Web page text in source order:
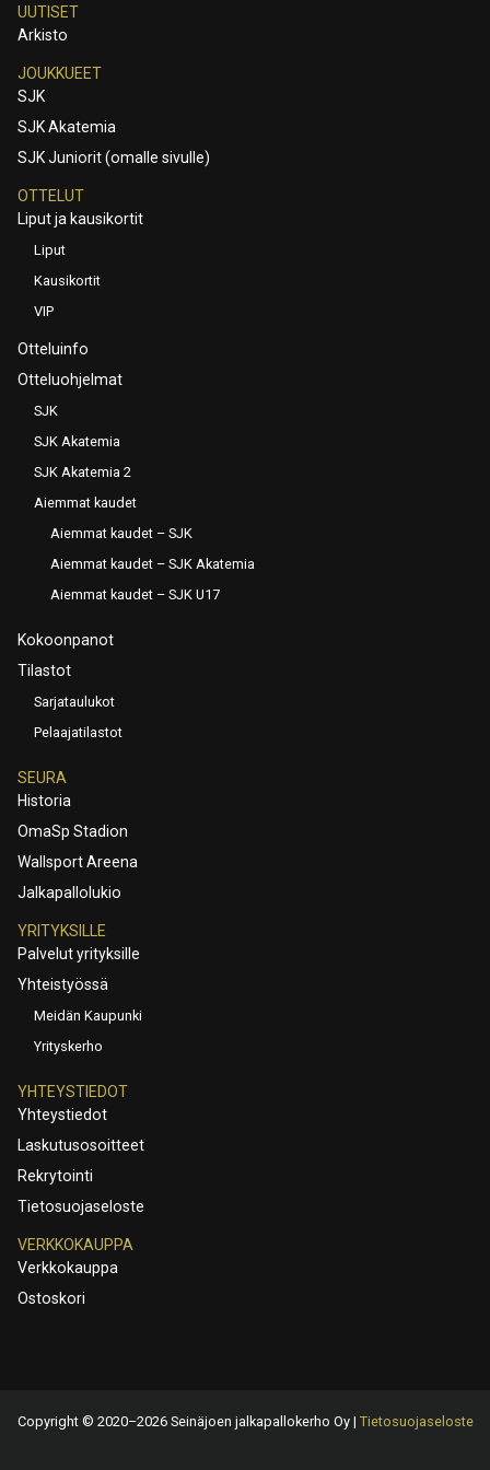
UUTISET
Arkisto
JOUKKUEET
SJK
SJK Akatemia
SJK Juniorit (omalle sivulle)
OTTELUT
Liput ja kausikortit
Liput
Kausikortit
VIP
Otteluinfo
Otteluohjelmat
SJK
SJK Akatemia
SJK Akatemia 2
Aiemmat kaudet
Aiemmat kaudet – SJK
Aiemmat kaudet – SJK Akatemia
Aiemmat kaudet – SJK U17
Kokoonpanot
Tilastot
Sarjataulukot
Pelaajatilastot
SEURA
Historia
OmaSp Stadion
Wallsport Areena
Jalkapallolukio
YRITYKSILLE
Palvelut yrityksille
Yhteistyössä
Meidän Kaupunki
Yrityskerho
YHTEYSTIEDOT
Yhteystiedot
Laskutusosoitteet
Rekrytointi
Tietosuojaseloste
VERKKOKAUPPA
Verkkokauppa
Ostoskori
Copyright © 2020–2026 Seinäjoen jalkapallokerho Oy | Tietosuojaseloste